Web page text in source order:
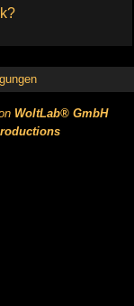
WoltLab® GmbH